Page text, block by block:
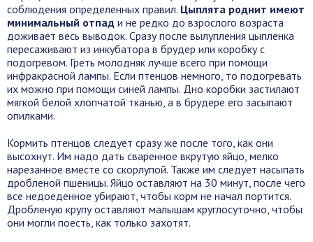
соблюдения определенных правил. Цыплята роднит имеют
минимальный отпад и не редко до взрослого возраста
доживает весь выводок. Сразу после вылупления цыпленка
пересаживают из инкубатора в брудер или коробку с
подогревом. Греть молодняк лучше всего при помощи
инфракрасной лампы. Если птенцов немного, то подогревать
их можно при помощи синей лампы. Дно коробки застилают
мягкой белой хлопчатой тканью, а в брудере его засыпают
опилками.
Кормить птенцов следует сразу же после того, как они
высохнут. Им надо дать сваренное вкрутую яйцо, мелко
нарезанное вместе со скорлупой. Также им следует насыпать
дробленой пшеницы. Яйцо оставляют на 30 минут, после чего
все недоеденное убирают, чтобы корм не начал портится.
Дробленую крупу оставляют малышам круглосуточно, чтобы
они могли поесть, как только захотят.